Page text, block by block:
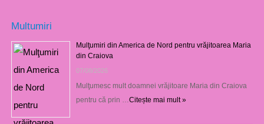
Multumiri
Mulţumiri din America de Nord pentru vrăjitoarea Maria
din Craiova
07/08/2026
Mulţumesc mult doamnei vrăjitoare Maria din Craiova
pentru că prin …Citește mai mult »